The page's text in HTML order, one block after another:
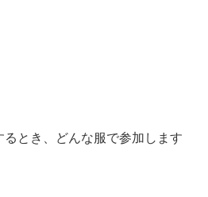
とき、どんな服で参加します